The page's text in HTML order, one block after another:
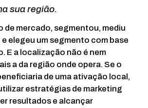
sua região.
de mercado, segmentou, mediu
elegeu um segmento com base
E a localização não é nem
a da região onde opera. Se o
de uma ativação local,
estratégias de marketing
resultados e alcançar